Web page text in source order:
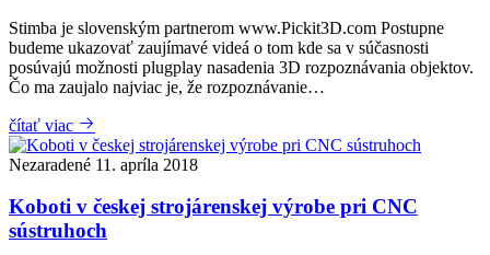
Stimba je slovenským partnerom www.Pickit3D.com Postupne
budeme ukazovať zaujímavé videá o tom kde sa v súčasnosti
posúvajú možnosti plugplay nasadenia 3D rozpoznávania objektov.
Čo ma zaujalo najviac je, že rozpoznávanie…
čítať viac
Nezaradené 11. apríla 2018
Koboti v českej strojárenskej výrobe pri CNC
sústruhoch